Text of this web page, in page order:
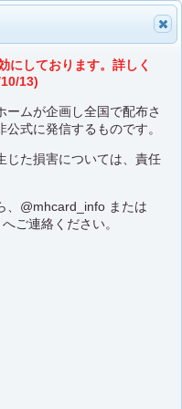
にしております。詳しく
13)
ームが企画し全国で配布さ
式に発信するものです。
じた損害については、責任
@mhcard_infoまたは
へご連絡ください。